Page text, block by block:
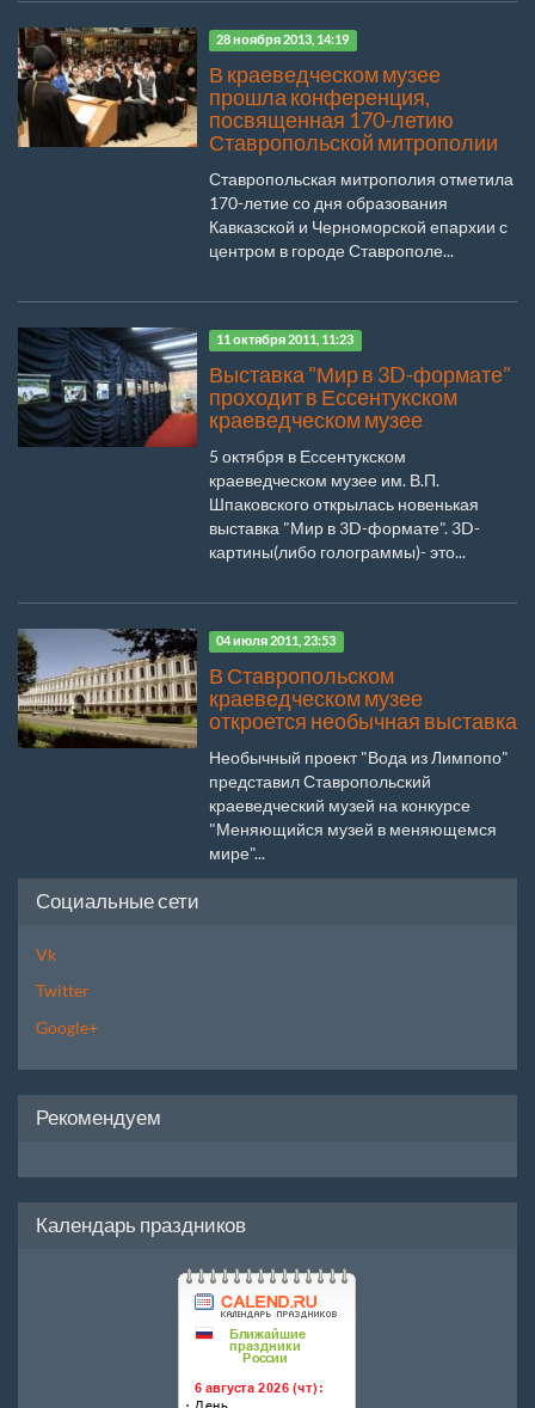
28 ноября 2013, 14:19
В краеведческом музее
прошла конференция,
посвященная 170-летию
Ставропольской митрополии
Ставропольская митрополия отметила
170-летие со дня образования
Кавказской и Черноморской епархии с
центром в городе Ставрополе...
11 октября 2011, 11:23
Выставка "Мир в 3D-формате"
проходит в Ессентукском
краеведческом музее
5 октября в Ессентукском
краеведческом музее им. В.П.
Шпаковского открылась новенькая
выставка "Мир в 3D-формате". 3D-
картины(либо голограммы)- это...
04 июля 2011, 23:53
В Ставропольском
краеведческом музее
откроется необычная выставка
Необычный проект "Вода из Лимпопо"
представил Ставропольский
краеведческий музей на конкурсе
"Меняющийся музей в меняющемся
мире"...
Социальные сети
Vk
Twitter
Google+
Рекомендуем
Календарь праздников